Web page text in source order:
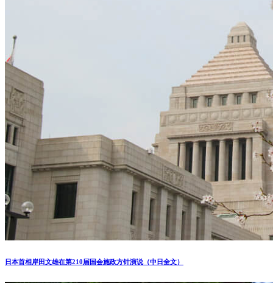
专题 | 美国历任总统就职演说（2025更新）
猜你喜欢